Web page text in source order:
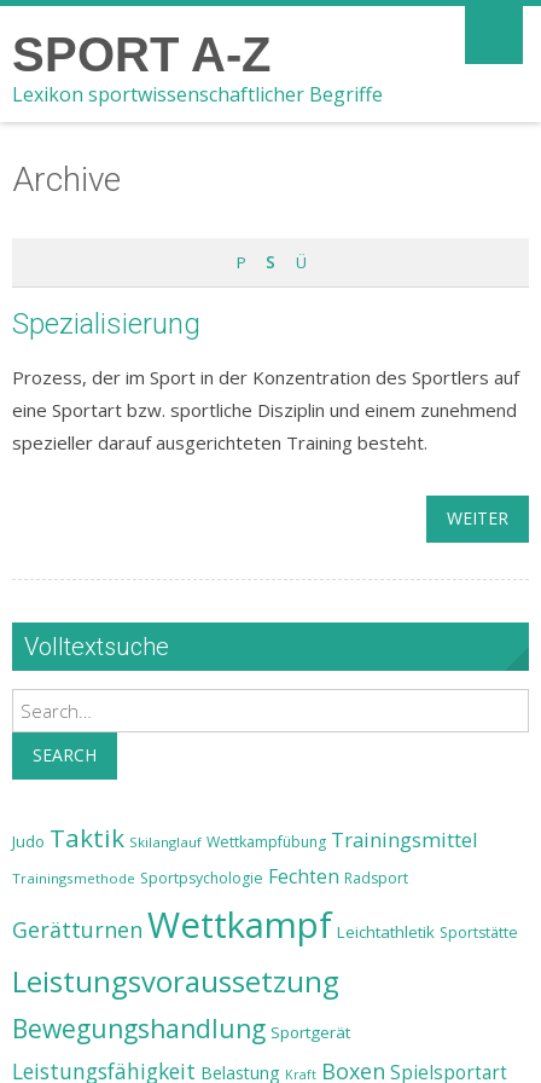
SPORT A-Z
Lexikon sportwissenschaftlicher Begriffe
Archive
P S Ü
Spezialisierung
Prozess, der im Sport in der Konzentration des Sportlers auf
eine Sportart bzw. sportliche Disziplin und einem zunehmend
spezieller darauf ausgerichteten Training besteht.
WEITER
Volltextsuche
Search
SEARCH
Judo Taktik Skilanglauf Wettkampfübung Trainingsmittel
Trainingsmethode Sportpsychologie Fechten Radsport
Gerätturnen Wettkampf Leichtathletik Sportstätte
Leistungsvoraussetzung
Bewegungshandlung Sportgerät
Leistungsfähigkeit Belastung Kraft Boxen Spielsportart